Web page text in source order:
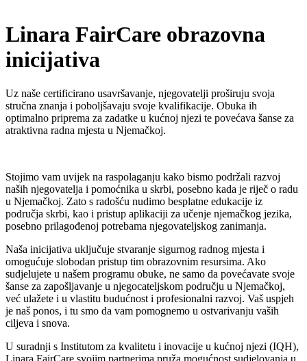
Linara FairCare obrazovna
inicijativa
Uz naše certificirano usavršavanje, njegovatelji proširuju svoja
stručna znanja i poboljšavaju svoje kvalifikacije. Obuka ih
optimalno priprema za zadatke u kućnoj njezi te povećava šanse za
atraktivna radna mjesta u Njemačkoj.
Stojimo vam uvijek na raspolaganju kako bismo podržali razvoj
naših njegovatelja i pomoćnika u skrbi, posebno kada je riječ o radu
u Njemačkoj. Zato s radošću nudimo besplatne edukacije iz
područja skrbi, kao i pristup aplikaciji za učenje njemačkog jezika,
posebno prilagođenoj potrebama njegovateljskog zanimanja.
Naša inicijativa uključuje stvaranje sigurnog radnog mjesta i
omogućuje slobodan pristup tim obrazovnim resursima. Ako
sudjelujete u našem programu obuke, ne samo da povećavate svoje
šanse za zapošljavanje u njegocateljskom području u Njemačkoj,
već ulažete i u vlastitu budućnost i profesionalni razvoj. Vaš uspjeh
je naš ponos, i tu smo da vam pomognemo u ostvarivanju vaših
ciljeva i snova.
U suradnji s Institutom za kvalitetu i inovacije u kućnoj njezi (IQH),
Linara FairCare svojim partnerima pruža mogućnost sudjelovanja u